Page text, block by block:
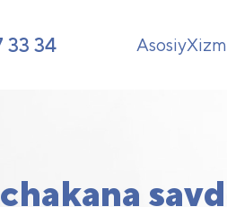
33 34 Asosiy